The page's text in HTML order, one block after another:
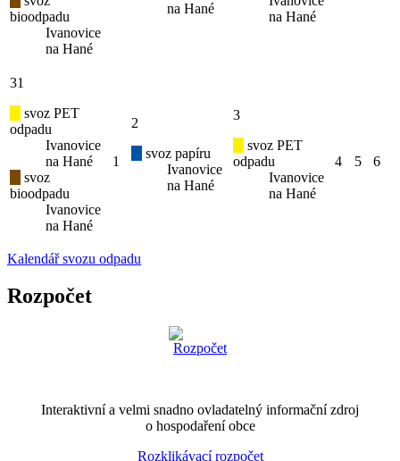
bioodpadu
Ivanovice
na Hané
na Hané
na Hané
31
svoz PET
odpadu
Ivanovice
na Hané
svoz
bioodpadu
Ivanovice
na Hané
1
2
svoz papíru
Ivanovice
na Hané
3
svoz PET
odpadu
Ivanovice
na Hané
4 5 6
Kalendář svozu odpadu
Rozpočet
Interaktivní a velmi snadno ovladatelný informační zdroj
o hospodaření obce
Rozklikávací rozpočet